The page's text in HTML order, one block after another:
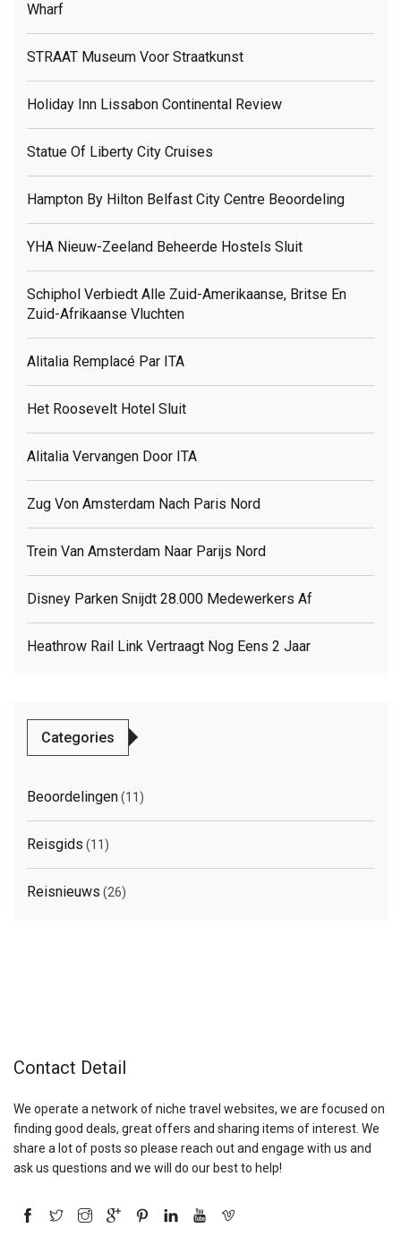
Wharf
STRAAT Museum Voor Straatkunst
Holiday Inn Lissabon Continental Review
Statue Of Liberty City Cruises
Hampton By Hilton Belfast City Centre Beoordeling
YHA Nieuw-Zeeland Beheerde Hostels Sluit
Schiphol Verbiedt Alle Zuid-Amerikaanse, Britse En
Zuid-Afrikaanse Vluchten
Alitalia Remplacé Par ITA
Het Roosevelt Hotel Sluit
Alitalia Vervangen Door ITA
Zug Von Amsterdam Nach Paris Nord
Trein Van Amsterdam Naar Parijs Nord
Disney Parken Snijdt 28.000 Medewerkers Af
Heathrow Rail Link Vertraagt Nog Eens 2 Jaar
Categories
Beoordelingen(11)
Reisgids (11)
Reisnieuws (26)
Contact Detail
We operate a network of niche travel websites, we are focused on
finding good deals, great offers and sharing items of interest. We
share a lot of posts so please reach out and engage with us and
ask us questions and we will do our best to help!